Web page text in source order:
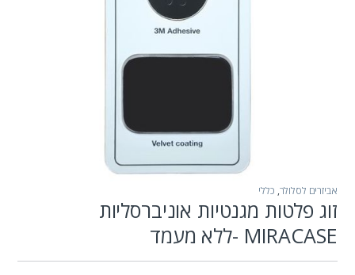
אביזרים לסלולר, כללי
זוג פלטות מגנטיות אוניברסליות
MIRACASE -ללא מעמד